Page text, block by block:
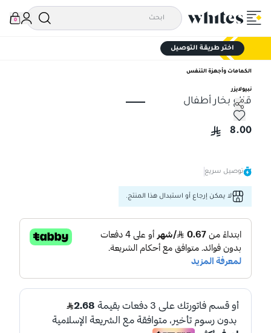
0
اختر طريقة التوصيل
الكمامات وأجهزة التنفس
نبيولايزر
قناع بخار أطفال
قناع بخار أطفال
8.00
توصيل سريع
لا يمكن إرجاع أو استبدال هذا المنتج.